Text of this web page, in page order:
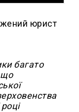
юрист
багато
що